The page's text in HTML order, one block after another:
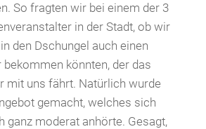
So fragten wir bei einem der 3
in der Stadt, ob wir
den Dschungel auch einen
bekommen könnten, der das
mit uns fährt. Natürlich wurde
gemacht, welches sich
ganz moderat anhörte. Gesagt,